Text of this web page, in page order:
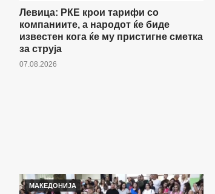
Левица: РКЕ крои тарифи со
компаниите, а народот ќе биде
известен кога ќе му пристигне сметка
за струја
07.08.2026
МАКЕДОНИЈА